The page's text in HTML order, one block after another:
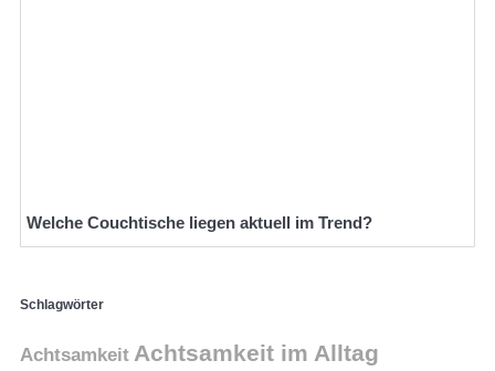
Welche Couchtische liegen aktuell im Trend?
Schlagwörter
Achtsamkeit Achtsamkeit im Alltag